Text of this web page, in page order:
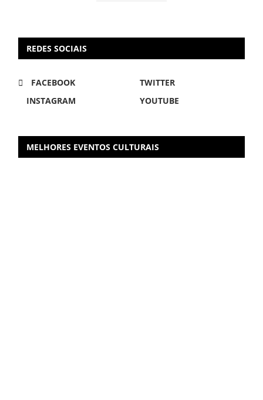
REDES SOCIAIS
FACEBOOK
TWITTER
INSTAGRAM
YOUTUBE
MELHORES EVENTOS CULTURAIS